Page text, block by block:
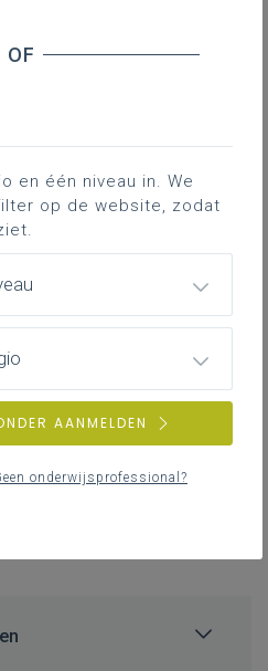
iseen werkvorm
schrijfopdrachten
op je
denkt sterk, maar
schrijft vlot, maar
Door bewust
– taalniveau,
en AI-gebruik –
en één niveau in. We
op de website, zodat
AANMELDEN
onderwijsprofessional?